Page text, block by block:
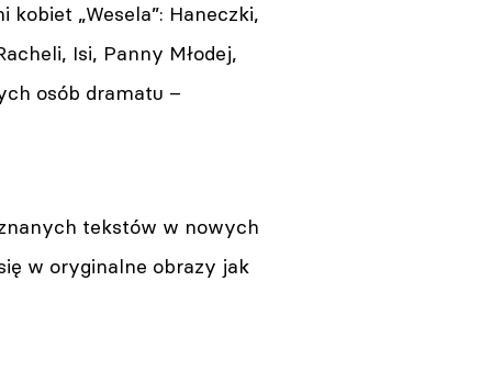
kobiet „Wesela”: Haneczki,
Isi, Panny Młodej,
osób dramatu –
tekstów w nowych
w oryginalne obrazy jak